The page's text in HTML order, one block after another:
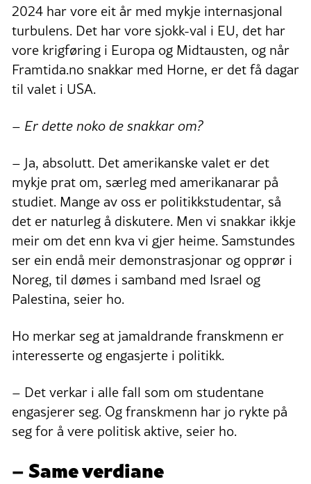
2024 har vore eit år med mykje internasjonal
turbulens. Det har vore sjokk-val i EU, det har
vore krigføring i Europa og Midtausten, og når
Framtida.no snakkar med Horne, er det få dagar
til valet i USA.
– Er dette noko de snakkar om?
– Ja, absolutt. Det amerikanske valet er det
mykje prat om, særleg med amerikanarar på
studiet. Mange av oss er politikkstudentar, så
det er naturleg å diskutere. Men vi snakkar ikkje
meir om det enn kva vi gjer heime. Samstundes
ser ein endå meir demonstrasjonar og opprør i
Noreg, til dømes i samband med Israel og
Palestina, seier ho.
Ho merkar seg at jamaldrande franskmenn er
interesserte og engasjerte i politikk.
– Det verkar i alle fall som om studentane
engasjerer seg. Og franskmenn har jo rykte på
seg for å vere politisk aktive, seier ho.
– Same verdiane